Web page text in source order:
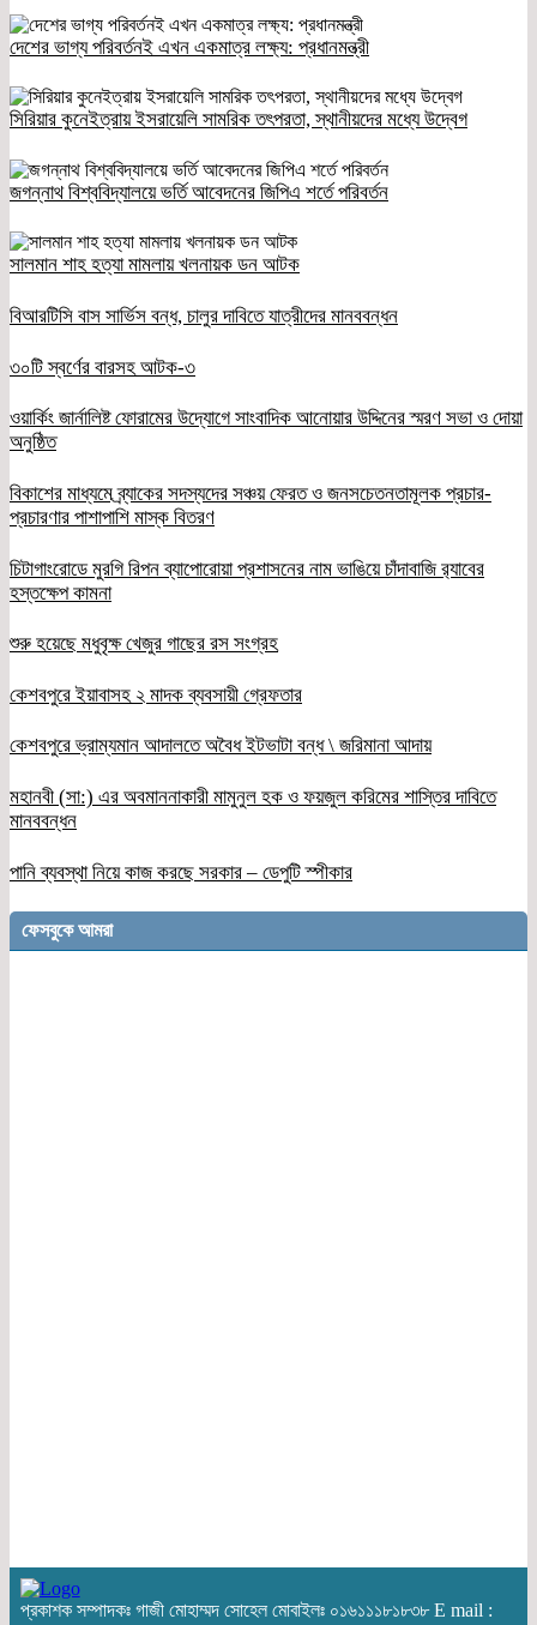
দেশের ভাগ্য পরিবর্তনই এখন একমাত্র লক্ষ্য: প্রধানমন্ত্রী
সিরিয়ার কুনেইত্রায় ইসরায়েলি সামরিক তৎপরতা, স্থানীয়দের মধ্যে উদ্বেগ
জগন্নাথ বিশ্ববিদ্যালয়ে ভর্তি আবেদনের জিপিএ শর্তে পরিবর্তন
সালমান শাহ হত্যা মামলায় খলনায়ক ডন আটক
বিআরটিসি বাস সার্ভিস বন্ধ, চালুর দাবিতে যাত্রীদের মানববন্ধন
৩০টি স্বর্ণের বারসহ আটক-৩
ওয়ার্কিং জার্নালিষ্ট ফোরামের উদ্যোগে সাংবাদিক আনোয়ার উদ্দিনের স্মরণ সভা ও দোয়া
অনুষ্ঠিত
বিকাশের মাধ্যমে ব্র্যাকের সদস্যদের সঞ্চয় ফেরত ও জনসচেতনতামূলক প্রচার-
প্রচারণার পাশাপাশি মাস্ক বিতরণ
চিটাগাংরোডে মুরগি রিপন ব্যাপোরোয়া প্রশাসনের নাম ভাঙিয়ে চাঁদাবাজি র‌্যাবের
হস্তক্ষেপ কামনা
শুরু হয়েছে মধুবৃক্ষ খেজুর গাছের রস সংগ্রহ
কেশবপুরে ইয়াবাসহ ২ মাদক ব্যবসায়ী গ্রেফতার
কেশবপুরে ভ্রাম্যমান আদালতে অবৈধ ইটভাটা বন্ধ \ জরিমানা আদায়
মহানবী (সা:) এর অবমাননাকারী মামুনুল হক ও ফয়জুল করিমের শাস্তির দাবিতে
মানববন্ধন
পানি ব্যবস্থা নিয়ে কাজ করছে সরকার – ডেপুটি স্পীকার
ফেসবুকে আমরা
প্রকাশক সম্পাদকঃ গাজী মোহাম্মদ সোহেল মোবাইলঃ ০১৬১১১৮১৮৩৮ E mail :